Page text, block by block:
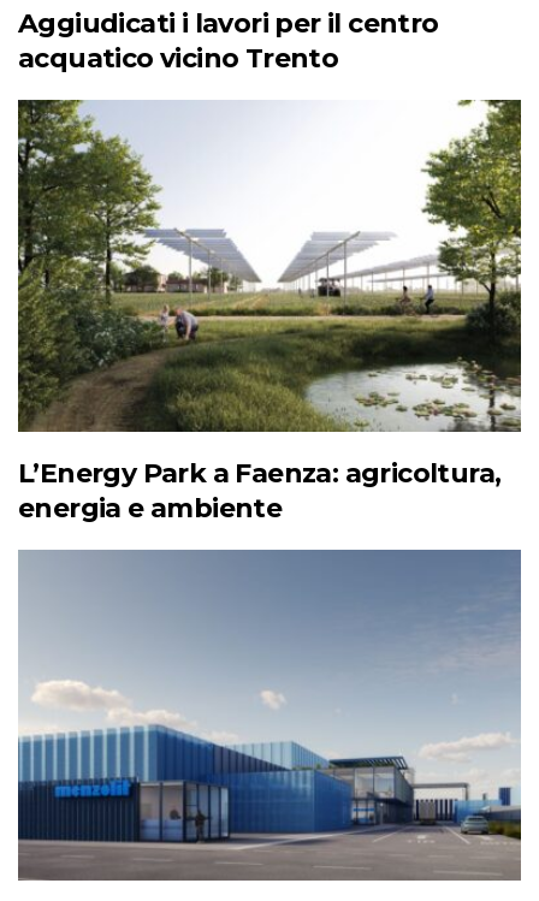
Aggiudicati i lavori per il centro
acquatico vicino Trento
L’Energy Park a Faenza: agricoltura,
energia e ambiente